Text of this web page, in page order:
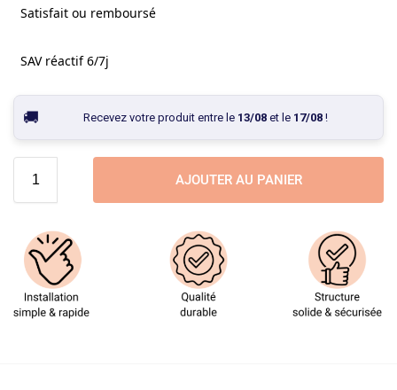
Satisfait ou remboursé
SAV réactif 6/7j
Recevez votre produit entre le 13/08et le 17/08!
AJOUTER AU PANIER